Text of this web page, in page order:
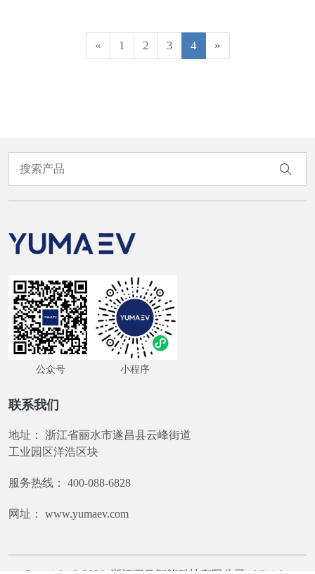
« 1 2 3 4 »
公众号 小程序
联系我们
地址：
浙江省丽水市遂昌县云峰街道
工业园区洋浩区块
服务热线： 400-088-6828
网址： www.yumaev.com